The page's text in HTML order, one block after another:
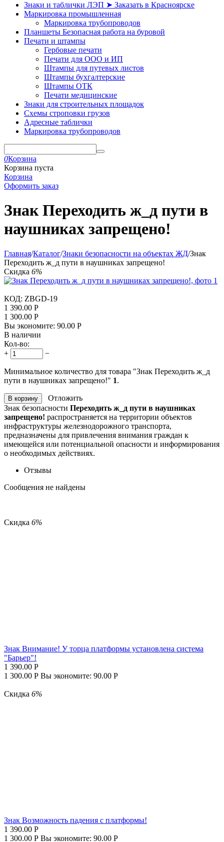
Знаки и таблички ЛЭП ➤ Заказать в Красноярске
Маркировка промышленная
Маркировка трубопроводов
Планшеты Безопасная работа на буровой
Печати и штампы
Гербовые печати
Печати для ООО и ИП
Штампы для путевых листов
Штампы бухгалтерские
Штампы ОТК
Печати медицинские
Знаки для строительных площадок
Схемы строповки грузов
Адресные таблички
Маркировка трубопроводов
0Корзина
Корзина пуста
Корзина
Оформить заказ
Знак Переходить ж_д пути в
наушниках запрещено!
Главная/Каталог/Знаки безопасности на объектах ЖД/Знак
Переходить ж_д пути в наушниках запрещено!
Скидка 6%
КОД: ZBGD-19
1 390.00 Р
1 300.00 Р
Вы экономите: 90.00 Р
В наличии
Кол-во:
+
−
Минимальное количество для товара "Знак Переходить ж_д
пути в наушниках запрещено!" 1.
В корзину
Отложить
Знак безопасности Переходить ж_д пути в наушниках
запрещено! распространяется на территории объектов
инфраструктуры железнодорожного транспорта,
предназначены для привлечения внимания граждан к
имеющейся или потенциальной опасности и информирования
о необходимых действиях.
Отзывы
Сообщения не найдены
Скидка 6%
Знак Внимание! У торца платформы установлена система
"Барьер"!
1 390.00 Р
1 300.00 Р Вы экономите: 90.00 Р
Скидка 6%
Знак Возможность падения с платформы!
1 390.00 Р
1 300.00 Р Вы экономите: 90.00 Р